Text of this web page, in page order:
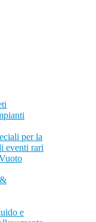
per la
eventi rari
e